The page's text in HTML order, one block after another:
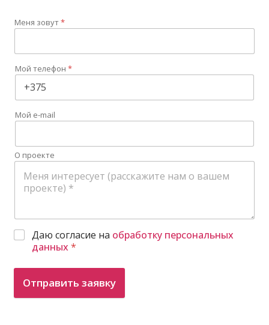
Меня зовут*
Мой телефон*
Мой e-mail
О проекте
Даю согласие на обработку персональных
данных *
Отправить заявку